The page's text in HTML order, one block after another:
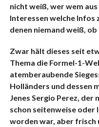
nicht weiß, wer wem
Interessen welche Infos
denen niemand weiß, ob
Zwar hält dieses seit
Thema die Formel-1-
atemberaubende
Holländers und dessen
Jenes Sergio Perez,
schon seitenweise
worden war, aber frisch